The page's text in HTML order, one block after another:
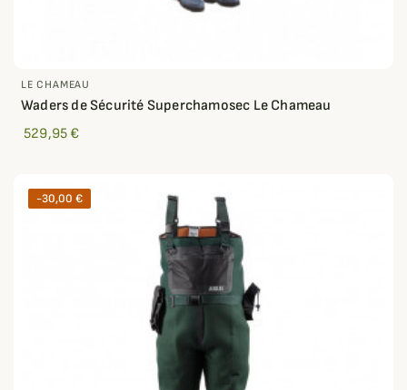
LE CHAMEAU
Waders de Sécurité Superchamosec Le Chameau
529,95 €
-30,00 €